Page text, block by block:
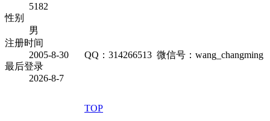
5182
性别
男
注册时间
2005-8-30
最后登录
2026-8-7
QQ：314266513 微信号：wang_changming
TOP